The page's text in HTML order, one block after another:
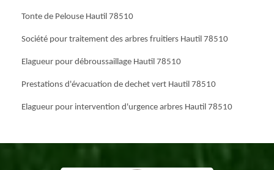
Tonte de Pelouse Hautil 78510
Société pour traitement des arbres fruitiers Hautil 78510
Elagueur pour débroussaillage Hautil 78510
Prestations d'évacuation de dechet vert Hautil 78510
Elagueur pour intervention d'urgence arbres Hautil 78510